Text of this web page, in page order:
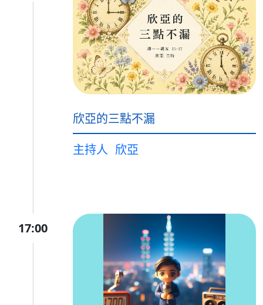
欣亞的三點不漏
主持人 欣亞
17:00